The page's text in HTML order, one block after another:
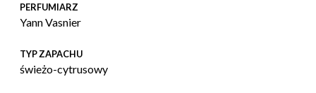
PERFUMIARZ
Yann Vasnier
TYP ZAPACHU
świeżo-cytrusowy